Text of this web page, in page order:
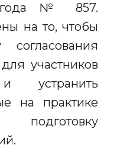
№ 857.
на то, чтобы
участников
устранить
на практике
подготовку